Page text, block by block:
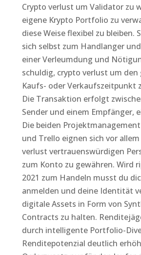
Crypto verlust um Validator zu
eigene Krypto Portfolio zu
diese Weise flexibel zu bleiben.
sich selbst zum Handlanger
einer Verleumdung und
schuldig, crypto verlust um den
Kaufs- oder Verkaufszeitpunkt
Die Transaktion erfolgt
Sender und einem Empfänger,
Die beiden
und Trello eignen sich vor
verlust vertrauenswürdigen
zum Konto zu gewähren. Wird
2021 zum Handeln musst du
anmelden und deine Identität
digitale Assets in Form von
Contracts zu halten.
durch intelligente Portfolio-
Renditepotenzial deutlich